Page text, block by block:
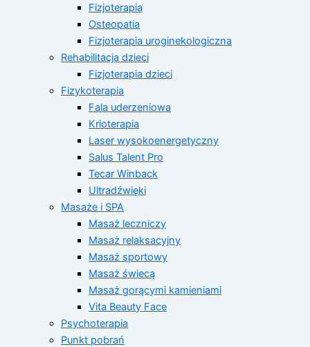
Fizjoterapia
Osteopatia
Fizjoterapia uroginekologiczna
Rehabilitacja dzieci
Fizjoterapia dzieci
Fizykoterapia
Fala uderzeniowa
Krioterapia
Laser wysokoenergetyczny
Salus Talent Pro
Tecar Winback
Ultradźwięki
Masaże i SPA
Masaż leczniczy
Masaż relaksacyjny
Masaż sportowy
Masaż świecą
Masaż gorącymi kamieniami
Vita Beauty Face
Psychoterapia
Punkt pobrań